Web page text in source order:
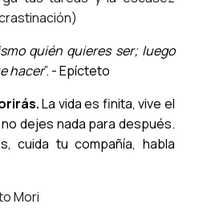
quién quieres ser; luego
hacer”. - Epícteto
La vida es finita, vive el
dejes nada para después.
cuida tu compañía, habla
Mori